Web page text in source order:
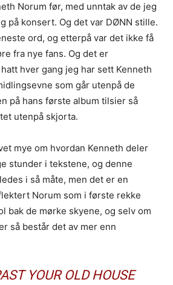
Norum før, med unntak av de jeg
på konsert. Og det var DØNN stille.
ord, og etterpå var det ikke få
fra nye fans. Og det er
hver gang jeg har sett Kenneth
som går utenpå de
på hans første album tilsier så
utenpå skjorta.
mye om hvordan Kenneth deler
stunder i tekstene, og denne
i så måte, men det er en
Norum som i første rekke
bak de mørke skyene, og selv om
så består det av mer enn
YOUR OLD HOUSE